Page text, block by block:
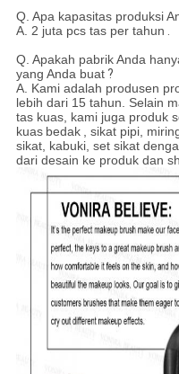
Q. Apa kapasitas produksi
A. 2 juta pcs tas per tahun .
Q. Apakah pabrik Anda
yang Anda buat?
A. Kami adalah produsen
lebih dari 15 tahun. Selain
tas kuas, kami juga produk
kuas bedak , sikat pipi,
sikat, kabuki, set sikat
dari desain ke produk dan